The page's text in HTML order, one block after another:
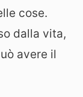
cose.
dalla vita,
avere il